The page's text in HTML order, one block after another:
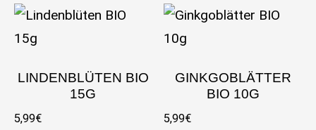
LINDENBLÜTEN BIO
15G
5,99€
GINKGOBLÄTTER
BIO 10G
5,99€